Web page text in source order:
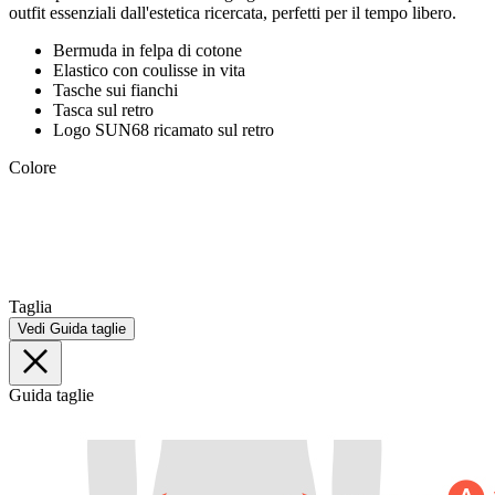
outfit essenziali dall'estetica ricercata, perfetti per il tempo libero.
Bermuda in felpa di cotone
Elastico con coulisse in vita
Tasche sui fianchi
Tasca sul retro
Logo SUN68 ricamato sul retro
Colore
Taglia
Vedi Guida taglie
Guida taglie